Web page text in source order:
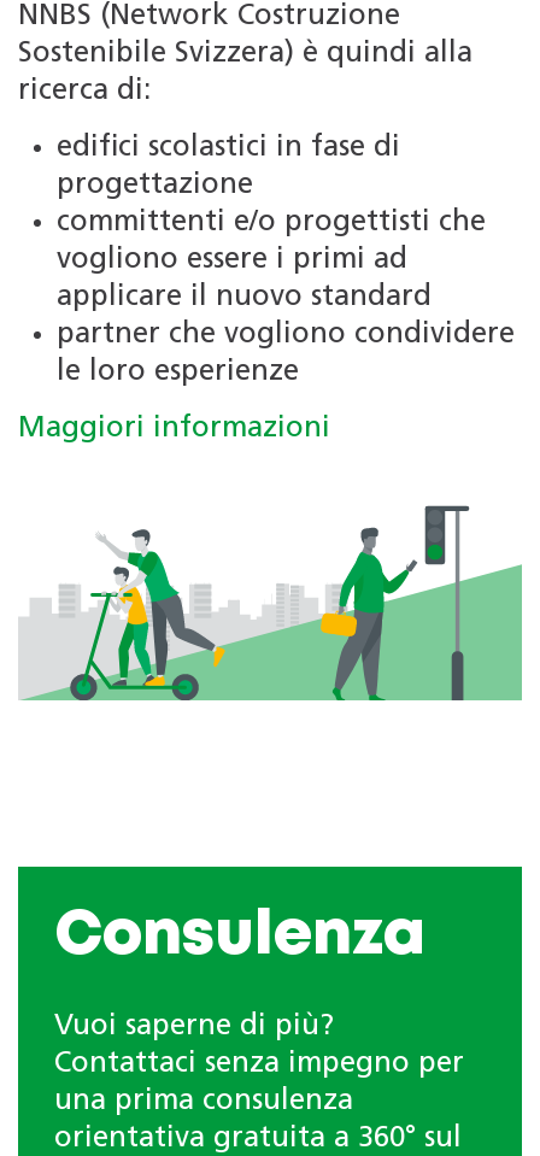
NNBS (Network Costruzione
Sostenibile Svizzera) è quindi alla
ricerca di:
edifici scolastici in fase di
progettazione
committenti e/o progettisti che
vogliono essere i primi ad
applicare il nuovo standard
partner che vogliono condividere
le loro esperienze
Maggiori informazioni
Consulenza
Vuoi saperne di più?
Contattaci senza impegno per
una prima consulenza
orientativa gratuita a 360° sul